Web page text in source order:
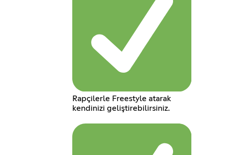
Rapçilerle Freestyle atarak
kendinizi geliştirebilirsiniz.